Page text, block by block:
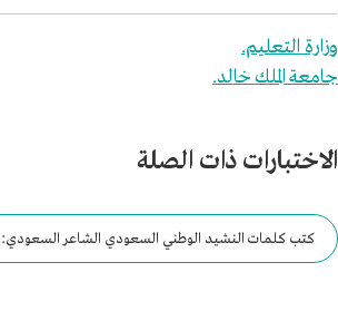
وزارة التعليم.
جامعة الملك خالد.
الاختبارات ذات الصلة
كتب كلمات النشيد الوطني السعودي الشاعر السعودي: